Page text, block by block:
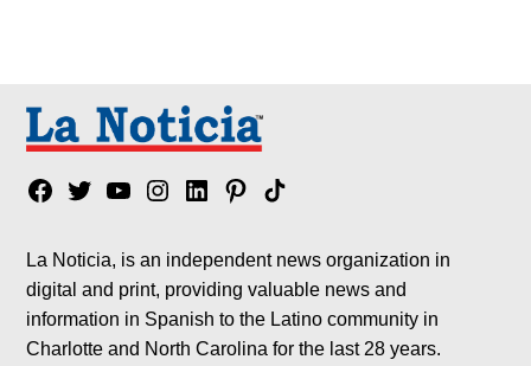
Facebook
TwitterYouTubeInstagram
LinkedinPinterest
Tik
La Noticia, is an independent news organization in
digital and print, providing valuable news and
information in Spanish to the Latino community in
Charlotte and North Carolina for the last 28 years.